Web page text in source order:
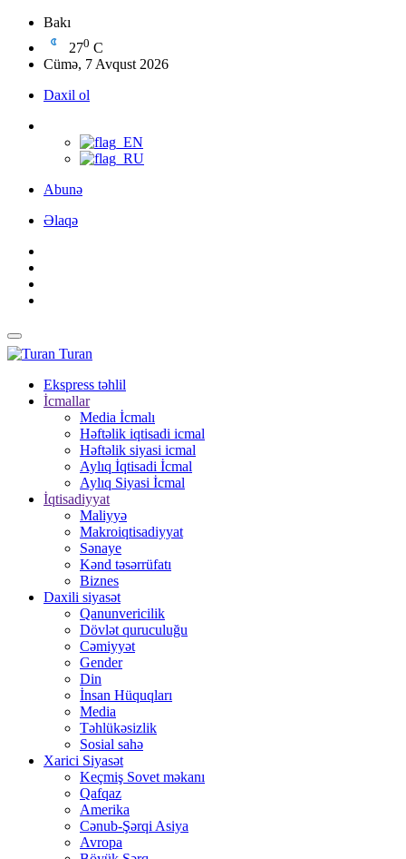
Bakı
270 C
Cümə, 7 Avqust 2026
Daxil ol
Abunə
Əlaqə
Turan
Ekspress təhlil
İcmallar
Media İcmalı
Həftəlik iqtisadi icmal
Həftəlik siyasi icmal
Aylıq İqtisadi İcmal
Aylıq Siyasi İcmal
İqtisadiyyat
Maliyyə
Makroiqtisadiyyat
Sənaye
Kənd təsərrüfatı
Biznes
Daxili siyasət
Qanunvericilik
Dövlət quruculuğu
Cəmiyyət
Gender
Din
İnsan Hüquqları
Media
Təhlükəsizlik
Sosial sahə
Xarici Siyasət
Keçmiş Sovet məkanı
Qafqaz
Amerika
Cənub-Şərqi Asiya
Avropa